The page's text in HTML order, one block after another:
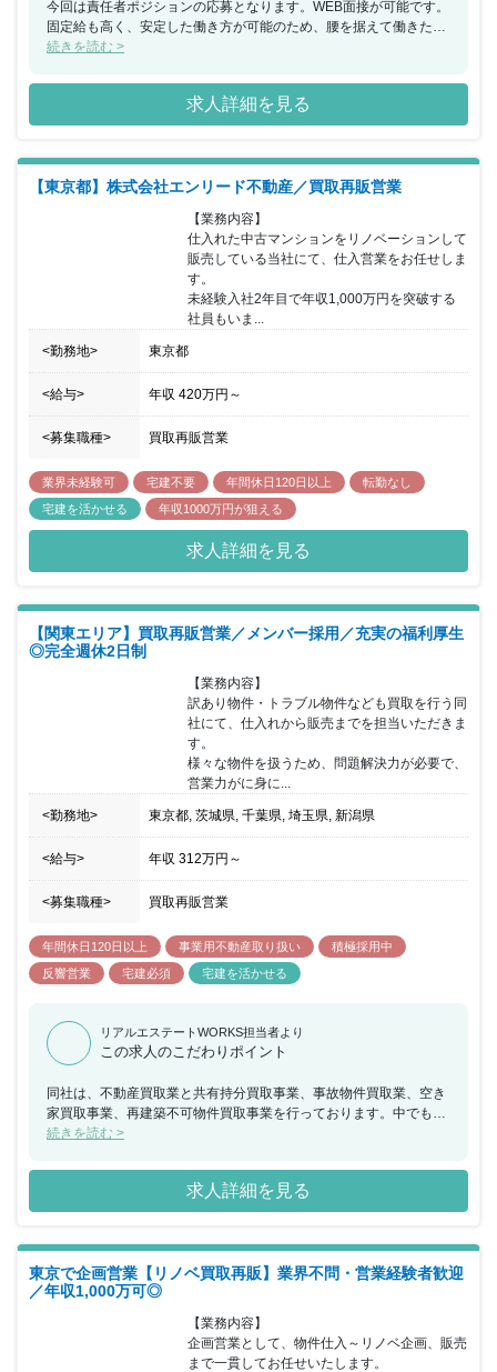
今回は責任者ポジションの応募となります。WEB面接が可能です。
固定給も高く、安定した働き方が可能のため、腰を据えて働きたい
方に特におすすめのポジションです。 ■裁量のある働き方： 社長直
す。 ■当社の働き方： 完全週休二日制で原則火水日休みです。 転勤
や長期出張等は発生しません。 社員には全員・スマホを支給、残業
時間は1日1～2時間程度になるのでライフワークバランスの整った
上場をした株式会社 property technologies の子会社であり、その中
核として、中古マンションの買取再販事業を展開する企業です。
続きを読む >
求人詳細を見る
【東京都】株式会社エンリード不動産／買取再販営業
【業務内容】
仕入れた中古マンションをリノベーションして
販売している当社にて、仕入営業をお任せしま
す。
未経験入社2年目で年収1,000万円を突破する
社員もいま...
<勤務地> 東京都
<給与> 年収 420万円 ～
<募集職種> 買取再販営業
業界未経験可 宅建不要 年間休日120日以上
転勤なし
宅建を活かせる
年収1000万円が狙える
求人詳細を見る
【関東エリア】買取再販営業／メンバー採用／充実の福利厚生
◎完全週休2日制
【業務内容】
訳あり物件・トラブル物件なども買取を行う同
社にて、仕入れから販売までを担当いただきま
す。
様々な物件を扱うため、問題解決力が必要で、
営業力がに身に...
<勤務地> 東京都, 茨城県, 千葉県, 埼玉県, 新潟県
<給与> 年収 312万円 ～
<募集職種> 買取再販営業
年間休日120日以上 事業用不動産取り扱い
積極採用中
反響営業
宅建必須 宅建を活かせる
リアルエステートWORKS担当者より
この求人のこだわりポイント
同社は、不動産買取業と共有持分買取事業、事故物件買取業、空き
家買取事業、再建築不可物件買取事業を行っております。中でも買
取再販事業については、権利関係が複雑な戸建や工場や山等々不動
おります。また、代表がWEBマーケティングをやっており、営業マ
ン1名あたり30〜40件ほどの反響を振り分けられ、且つ営業事務に
役所調査、物件販売準備は営業事務と相談しながら進められますの
ば、3名～5名のマネジメントを行いつつ、部長陣ともコミュニケー
ションを取り、現場と幹部の考え双方のバランスを取り業務を遂行
すします。 また部長ランクになれば、マネジメントと経営陣ととも
社はフレックス制もあり、完全週休2日制・年間休日125日ですの
で、プライベートもしっかり確保できます。意欲的な方からの募集
続きを読む >
求人詳細を見る
東京で企画営業【リノベ買取再販】業界不問・営業経験者歓迎
／年収1,000万可◎
【業務内容】
企画営業として、物件仕入～リノベ企画、販売
まで一貫してお任せいたします。